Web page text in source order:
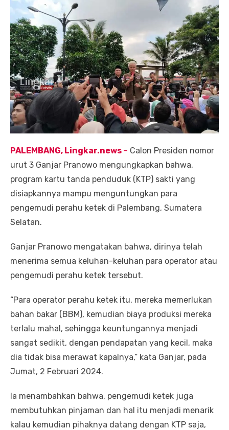
PALEMBANG, Lingkar.news – Calon Presiden nomor
urut 3 Ganjar Pranowo mengungkapkan bahwa,
program kartu tanda penduduk (KTP) sakti yang
disiapkannya mampu menguntungkan para
pengemudi perahu ketek di Palembang, Sumatera
Selatan.
Ganjar Pranowo mengatakan bahwa, dirinya telah
menerima semua keluhan-keluhan para operator atau
pengemudi perahu ketek tersebut.
“Para operator perahu ketek itu, mereka memerlukan
bahan bakar (BBM), kemudian biaya produksi mereka
terlalu mahal, sehingga keuntungannya menjadi
sangat sedikit, dengan pendapatan yang kecil, maka
dia tidak bisa merawat kapalnya,” kata Ganjar, pada
Jumat, 2 Februari 2024.
Ia menambahkan bahwa, pengemudi ketek juga
membutuhkan pinjaman dan hal itu menjadi menarik
kalau kemudian pihaknya datang dengan KTP saja,